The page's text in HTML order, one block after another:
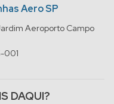
Aero SP
Aeroporto Campo
001
DAQUI?